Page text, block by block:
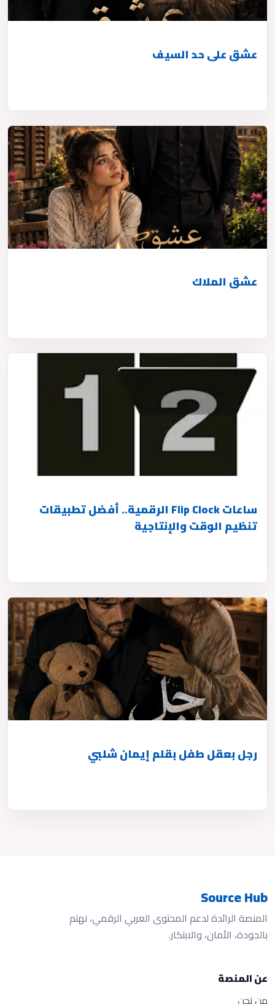
عشق على حد السيف
عشق الملاك
ساعات Flip Clock الرقمية.. أفضل تطبيقات
تنظيم الوقت والإنتاجية
رجل بعقل طفل بقلم إيمان شلبي
Source Hub
المنصة الرائدة لدعم المحتوى العربي الرقمي، نهتم
بالجودة، الأمان، والابتكار.
عن المنصة
من نحن